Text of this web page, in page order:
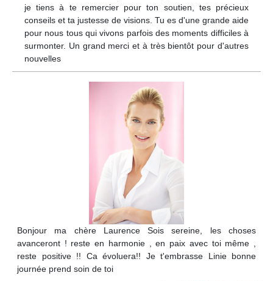
je tiens à te remercier pour ton soutien, tes précieux
conseils et ta justesse de visions. Tu es d'une grande aide
pour nous tous qui vivons parfois des moments difficiles à
surmonter. Un grand merci et à très bientôt pour d'autres
nouvelles
Bonjour ma chère Laurence Sois sereine, les choses
avanceront ! reste en harmonie , en paix avec toi même ,
reste positive !! Ca évoluera!! Je t'embrasse Linie bonne
journée prend soin de toi